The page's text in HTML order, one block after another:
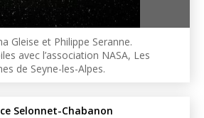
Gleise et Philippe Seranne.
avec l’association NASA, Les
de Seyne-les-Alpes.
Selonnet-Chabanon